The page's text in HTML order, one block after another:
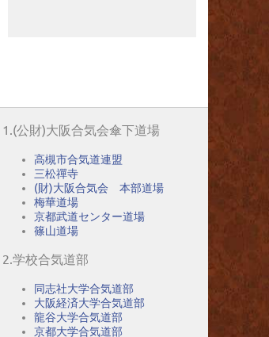
1.(公財)大阪合気会傘下道場
高槻市合気道連盟
三松禪寺
(財)大阪合気会 本部道場
梅華道場
京都武道センター道場
篠山道場
2.学校合気道部
同志社大学合気道部
大阪経済大学合気道部
龍谷大学合気道部
京都大学合気道部